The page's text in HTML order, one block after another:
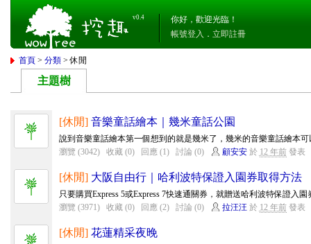
v0.4
你好，歡迎光臨！
帳號登入 ． 立即註冊
首頁 >分類 > 休閒
主題樹
[休閒] 音樂童話繪本｜幾米童話公園
說到音樂童話繪本第一個想到的就是幾米了，幾米的音樂童話繪本
瀏覽 (3042)
收藏 (0) 回應 (1) 討論 (0) 顧安安於 12 年前發表
[休閒] 大阪自由行｜哈利波特保證入園券取得方法
只要購買Express 5或Express 7快速通關券，就贈送哈利波特保證入
瀏覽 (3971)
收藏 (0) 回應 (2) 討論 (0) 拉汪汪 於 12 年前發表
[休閒] 花蓮精采夜晚